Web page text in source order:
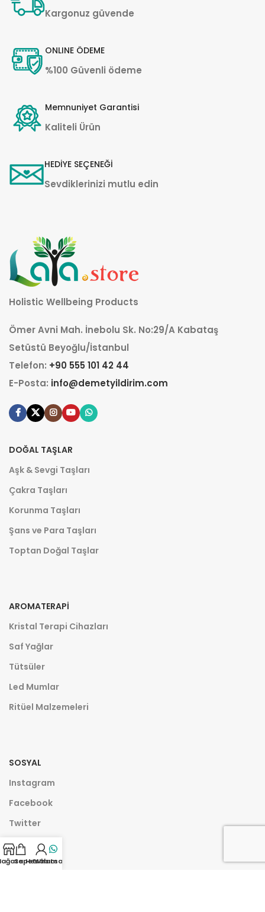
Kargonuz güvende
ONLINE ÖDEME
%100 Güvenli ödeme
Memnuniyet Garantisi
Kaliteli Ürün
HEDİYE SEÇENEĞİ
Sevdiklerinizi mutlu edin
Holistic Wellbeing Products
Ömer Avni Mah. İnebolu Sk. No:29/A Kabataş
Setüstü Beyoğlu/İstanbul
Telefon: +90 555 101 42 44
E-Posta: info@demetyildirim.com
DOĞAL TAŞLAR
Aşk & Sevgi Taşları
Çakra Taşları
Korunma Taşları
Şans ve Para Taşları
Toptan Doğal Taşlar
AROMATERAPI
Kristal Terapi Cihazları
Saf Yağlar
Tütsüler
Led Mumlar
Ritüel Malzemeleri
SOSYAL
Instagram
Facebook
Twitter
Youtube
Whatsapp
SepetHesabım
Whatsapp